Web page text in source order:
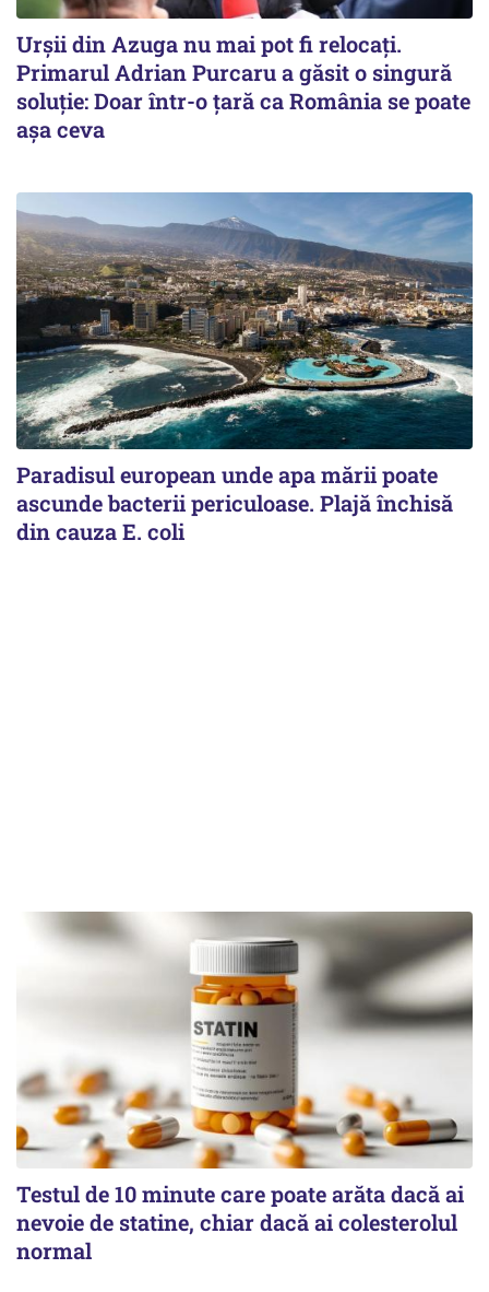
Urșii din Azuga nu mai pot fi relocați.
Primarul Adrian Purcaru a găsit o singură
soluție: Doar într-o țară ca România se poate
așa ceva
Paradisul european unde apa mării poate
ascunde bacterii periculoase. Plajă închisă
din cauza E. coli
Testul de 10 minute care poate arăta dacă ai
nevoie de statine, chiar dacă ai colesterolul
normal